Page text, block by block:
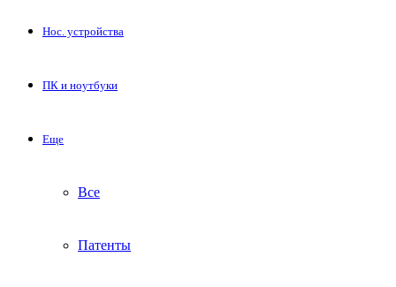
Нос. устройства
ПК и ноутбуки
Еще
Все
Патенты